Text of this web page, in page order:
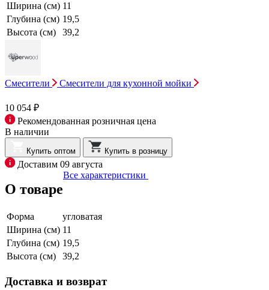
Ширина (см) 11
Глубина (см) 19,5
Высота (см)
39,2
Смесители Смесители для кухонной мойки
10 054 ₽
Рекомендованная розничная цена
В наличии
Купить оптом Купить в розницу
Доставим 09 августа
О товаре
Все характеристики
Форма
угловатая
Ширина (см) 11
Глубина (см) 19,5
Высота (см)
39,2
Доставка и возврат